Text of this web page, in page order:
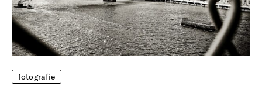
fotografie